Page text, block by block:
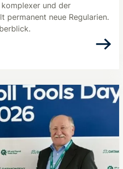
und der
permanent neue Regularien.